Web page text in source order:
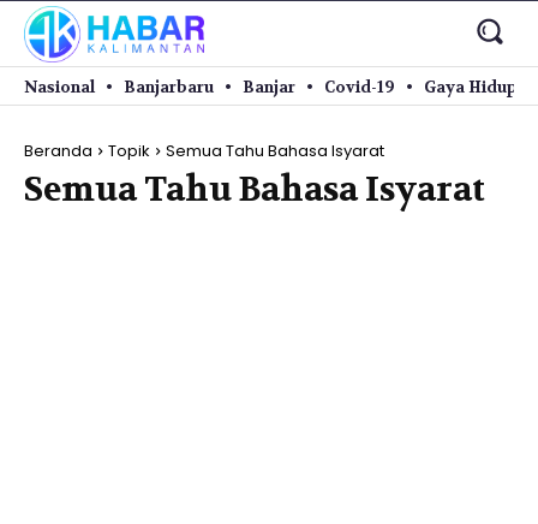
Nasional Banjarbaru Banjar Covid-19 Gaya Hidup
Beranda Topik Semua Tahu Bahasa Isyarat
Semua Tahu Bahasa Isyarat